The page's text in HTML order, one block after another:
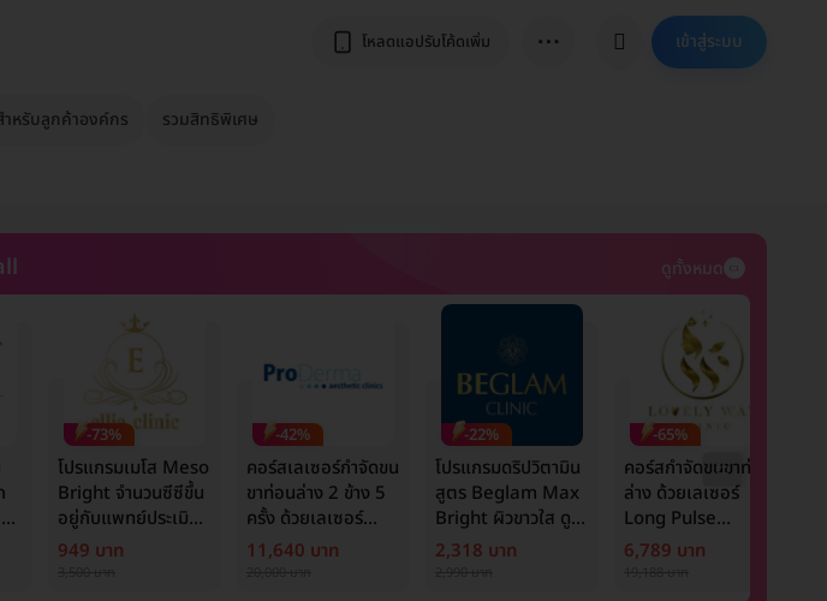
โหลดแอปรับโค้ดเพิ่ม ⋯ เข้าสู่ระบบ
ำหรับลูกค้าองค์กร รวมสิทธิพิเศษ
ดูทั้งหมด
-73%
โปรแกรมเมโส Meso
Bright จำนวนซีซีขึ้น
อยู่กับแพทย์ประเมิน
เพื่อปรับผิวกระจ่างใส
949 บาท
-42%
คอร์สเลเซอร์กำจัดขน
ขาท่อนล่าง 2 ข้าง 5
ครั้ง ด้วยเลเซอร์
Mediostar Next
11,640 บาท
-22%
โปรแกรมดริปวิตามิน
สูตร Beglam Max
Bright ผิวขาวใส ดูมี
ออร่า
2,318 บาท
-65%
คอร์สกำจัดขนขาท่อน
ล่าง ด้วยเลเซอร์
Long Pulse
Nd:YAG 12 ครั้ง
6,789 บาท